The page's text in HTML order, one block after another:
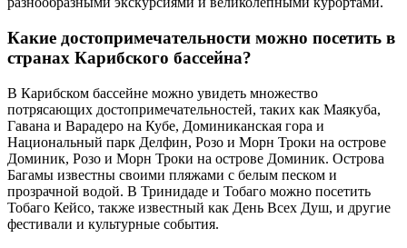
Какие достопримечательности можно посетить в
странах Карибского бассейна?
В Карибском бассейне можно увидеть множество
потрясающих достопримечательностей, таких как Маякуба,
Гавана и Варадеро на Кубе, Доминиканская гора и
Национальный парк Делфин, Розо и Морн Троки на острове
Доминик, Розо и Морн Троки на острове Доминик. Острова
Багамы известны своими пляжами с белым песком и
прозрачной водой. В Тринидаде и Тобаго можно посетить
Тобаго Кейсо, также известный как День Всех Душ, и другие
фестивали и культурные события.